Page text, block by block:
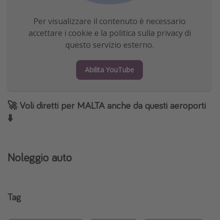
Per visualizzare il contenuto è necessario
accettare i cookie e la politica sulla privacy di
questo servizio esterno.
Abilita YouTube
🚀 Voli diretti per MALTA anche da questi aeroporti
⬇️
Noleggio auto
Tag